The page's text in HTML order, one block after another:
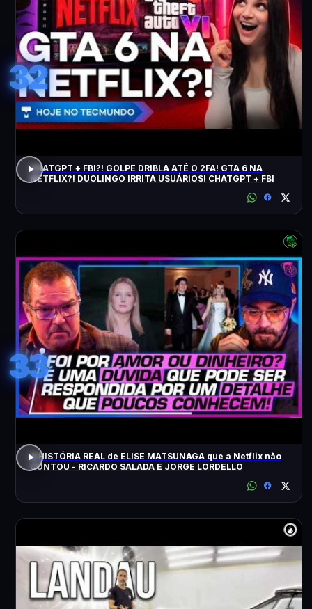
32
CHATGPT + FBI?! GOLPE DRIBLA ATÉ O 2FA! GTA 6 NA
NETFLIX?! DUOLINGO IRRITA USUÁRIOS! CHATGPT + FBI
33
A HISTÓRIA REAL de ELISE MATSUNAGA que a Netflix não
CONTOU - RICARDO SALADA E JORGE LORDELLO